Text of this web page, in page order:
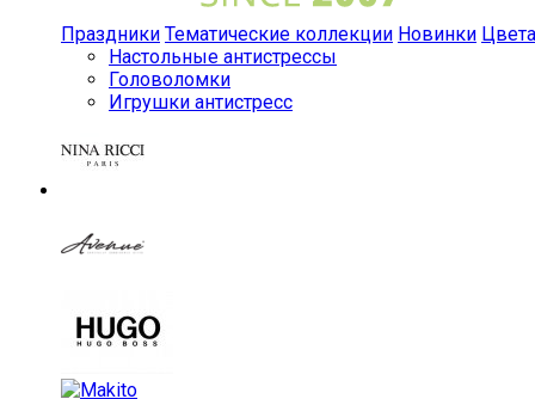
Праздники Тематические коллекции Новинки Цвета
Настольные антистрессы
Головоломки
Игрушки антистресс